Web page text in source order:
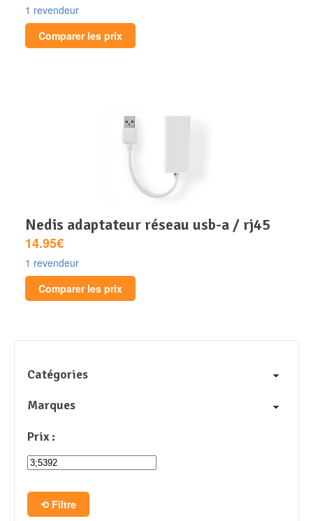
1 revendeur
Comparer les prix
nedis adaptateur réseau usb-a / rj45
14.95€
1 revendeur
Comparer les prix
Catégories
Marques
Prix :
Filtre